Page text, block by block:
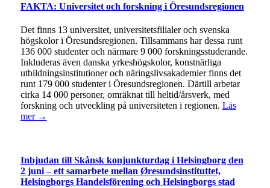
FAKTA: Universitet och forskning i Öresundsregionen
Det finns 13 universitet, universitetsfilialer och svenska
högskolor i Öresundsregionen. Tillsammans har dessa runt
136 000 studenter och närmare 9 000 forskningsstuderande.
Inkluderas även danska yrkeshögskolor, konstnärliga
utbildningsinstitutioner och näringslivsakademier finns det
runt 179 000 studenter i Öresundsregionen. Därtill arbetar
cirka 14 000 personer, omräknat till heltid/årsverk, med
forskning och utveckling på universiteten i regionen. Läs
mer →
Inbjudan till Skånsk konjunkturdag i Helsingborg den
2 juni – ett samarbete mellan Øresundsinstituttet,
Helsingborgs Handelsförening och Helsingborgs stad